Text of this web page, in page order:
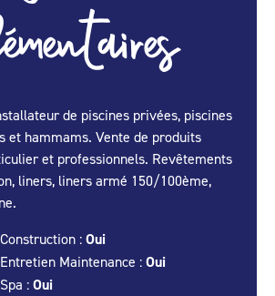
de piscines privées, piscines
et hammams. Vente de produits
et professionnels. Revêtements
liners, liners armé 150/100ème,
: Oui
Maintenance : Oui
: Oui